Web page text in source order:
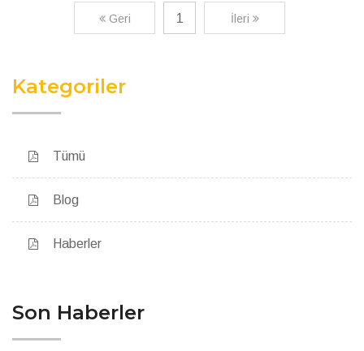
Geri 1 İleri
Kategoriler
Tümü
Blog
Haberler
Son Haberler